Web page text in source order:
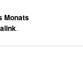
Monats
.